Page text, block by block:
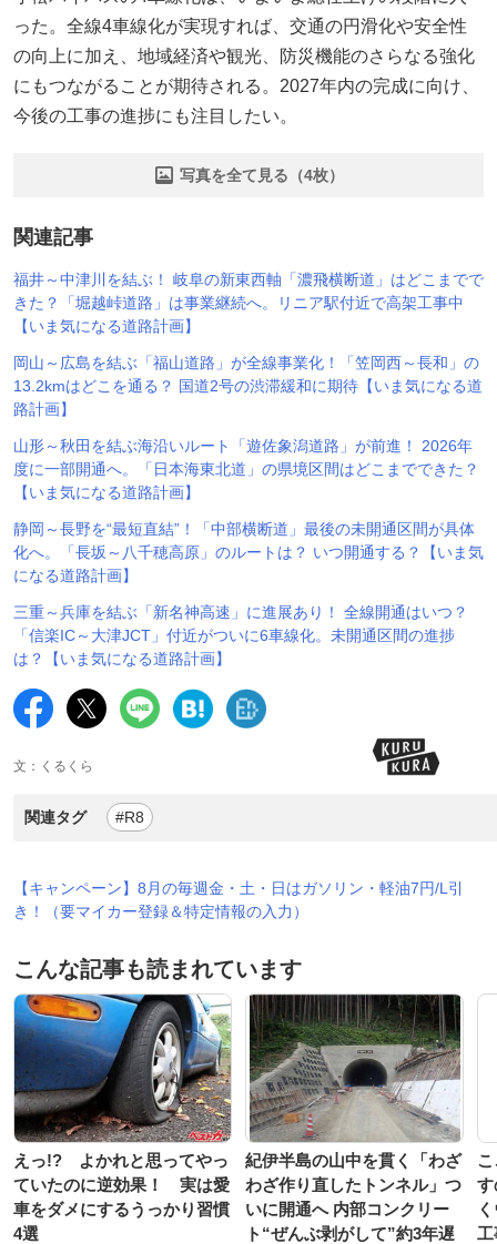
った。全線4車線化が実現すれば、交通の円滑化や安全性
の向上に加え、地域経済や観光、防災機能のさらなる強化
にもつながることが期待される。2027年内の完成に向け、
今後の工事の進捗にも注目したい。
写真を全て見る（4枚）
関連記事
福井～中津川を結ぶ！ 岐阜の新東西軸「濃飛横断道」はどこまでで
きた？「堀越峠道路」は事業継続へ。リニア駅付近で高架工事中
【いま気になる道路計画】
岡山～広島を結ぶ「福山道路」が全線事業化！「笠岡西～長和」の
13.2kmはどこを通る？ 国道2号の渋滞緩和に期待【いま気になる道
路計画】
山形～秋田を結ぶ海沿いルート「遊佐象潟道路」が前進！ 2026年
度に一部開通へ。「日本海東北道」の県境区間はどこまでできた？
【いま気になる道路計画】
静岡～長野を“最短直結”！「中部横断道」最後の未開通区間が具体
化へ。「長坂～八千穂高原」のルートは？ いつ開通する？【いま気
になる道路計画】
三重～兵庫を結ぶ「新名神高速」に進展あり！ 全線開通はいつ？
「信楽IC～大津JCT」付近がついに6車線化。未開通区間の進捗
は？【いま気になる道路計画】
文：くるくら
関連タグ #R8
【キャンペーン】8月の毎週金・土・日はガソリン・軽油7円/L引
き！（要マイカー登録＆特定情報の入力）
こんな記事も読まれています
えっ!? よかれと思ってやっ
ていたのに逆効果！ 実は愛
車をダメにするうっかり習慣
4選
紀伊半島の山中を貫く「わざ
わざ作り直したトンネル」つ
いに開通へ 内部コンクリー
ト“ぜんぶ剥がして”約3年遅
工